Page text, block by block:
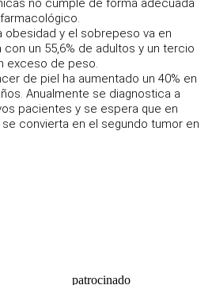
no cumple de forma adecuada
obesidad y el sobrepeso va en
con un 55,6% de adultos y un tercio
exceso de peso.
de piel ha aumentado un 40% en
Anualmente se diagnostica a
pacientes y se espera que en
se convierta en el segundo tumor en
patrocinado